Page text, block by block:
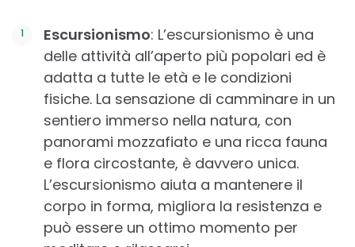
Escursionismo: L’escursionismo è una
delle attività all’aperto più popolari ed è
adatta a tutte le età e le condizioni
fisiche. La sensazione di camminare in un
sentiero immerso nella natura, con
panorami mozzafiato e una ricca fauna
e flora circostante, è davvero unica.
L’escursionismo aiuta a mantenere il
corpo in forma, migliora la resistenza e
può essere un ottimo momento per